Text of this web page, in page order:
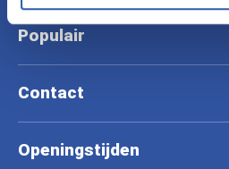
Populair
Contact
Openingstijden